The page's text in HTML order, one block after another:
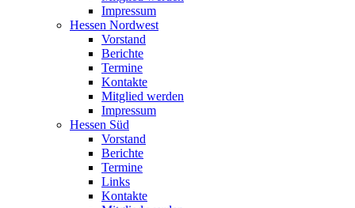
Impressum
Hessen Nordwest
Vorstand
Berichte
Termine
Kontakte
Mitglied werden
Impressum
Hessen Süd
Vorstand
Berichte
Termine
Links
Kontakte